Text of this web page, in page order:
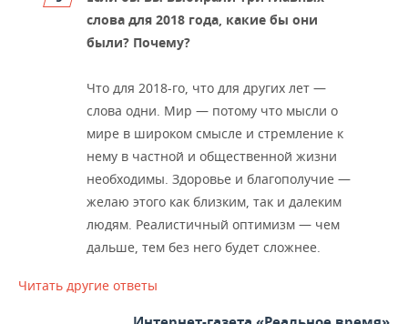
слова для 2018 года, какие бы они
были? Почему?
Что для 2018-го, что для других лет —
слова одни. Мир — потому что мысли о
мире в широком смысле и стремление к
нему в частной и общественной жизни
необходимы. Здоровье и благополучие —
желаю этого как близким, так и далеким
людям. Реалистичный оптимизм — чем
дальше, тем без него будет сложнее.
Читать другие ответы